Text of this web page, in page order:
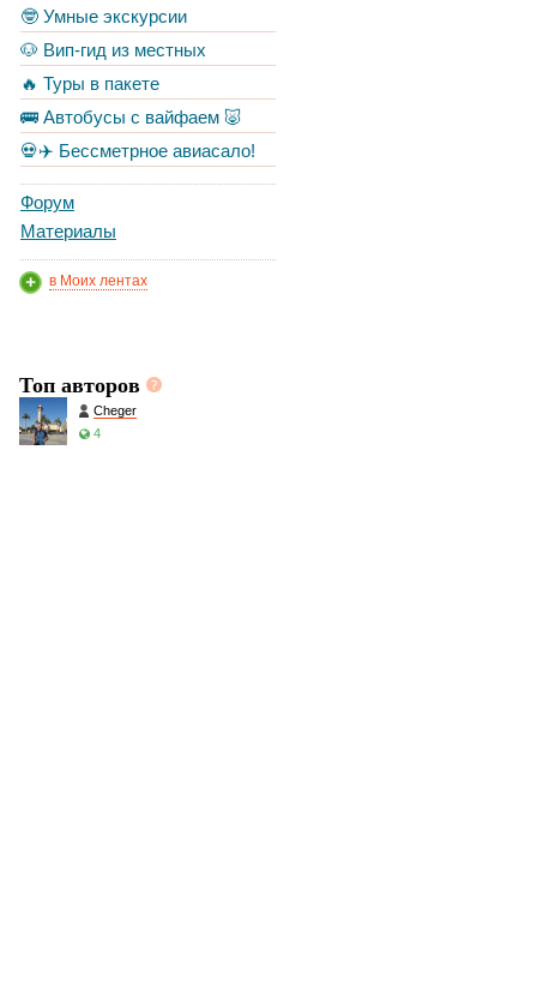
🤓 Умные экскурсии
🐶 Вип-гид из местных
🔥 Туры в пакете
🚌 Автобусы с вайфаем 🐷
💀✈️ Бессметрное авиасало!
Форум
Материалы
в Моих лентах
Топ авторов
Cheger
4